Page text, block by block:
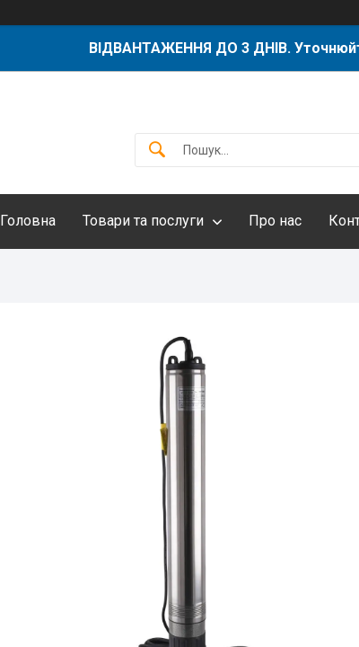
ВІДВАНТАЖЕННЯ ДО 3 ДНІВ.
Головна Товари та послуги Про нас